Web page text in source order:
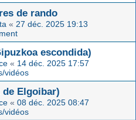
de rando
« 27 déc. 2025 19:13
escondida)
« 14 déc. 2025 17:57
vidéos
de Elgoibar)
« 08 déc. 2025 08:47
vidéos